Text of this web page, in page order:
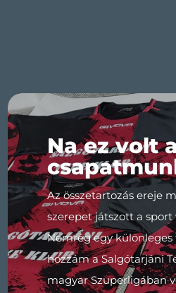
Na ez volt
Az összetartozás ereje
szerepet játszott a sport
Nemrég egy
hozzám a Salgótarjáni
magyar Szuperligában